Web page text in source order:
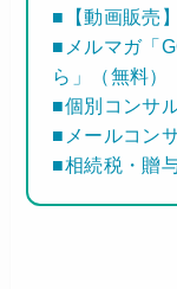
■【動画販売
■メルマガ「
ら」（無料）
■個別コンサ
■メールコン
■相続税・贈